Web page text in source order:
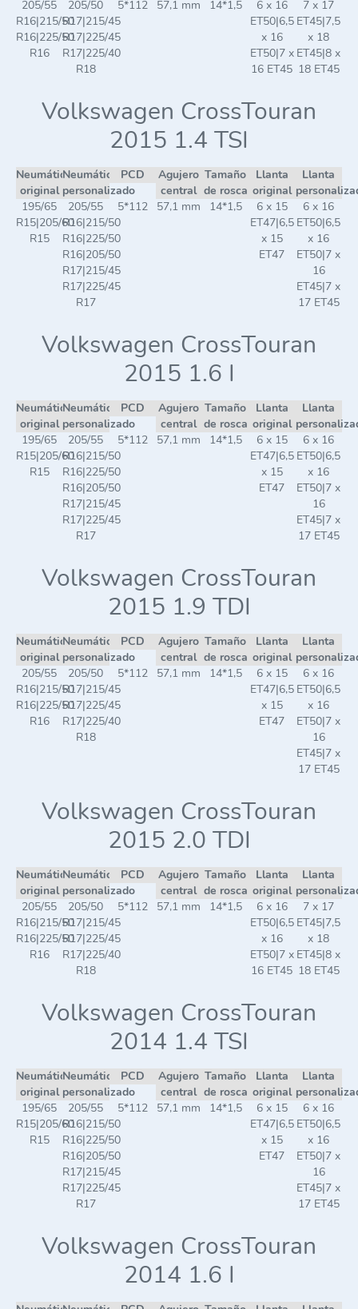
205/55
R16|215/50
R16|225/50
R16
205/50
R17|215/45
R17|225/45
R17|225/40
R18
5*112 57,1 mm 14*1,5
6 x 16
ET50|6,5
x 16
ET50|7 x
16 ET45
7 x 17
ET45|7,5
x 18
ET45|8 x
18 ET45
Volkswagen CrossTouran
2015 1.4 TSI
Neumático
original
Neumático
personalizado
PCD
Agujero
central
Tamaño
de rosca
Llanta
original
Llanta
195/65
R15|205/60
R15
205/55
R16|215/50
R16|225/50
R16|205/50
R17|215/45
R17|225/45
R17
5*112 57,1 mm 14*1,5
6 x 15
ET47|6,5
x 15
ET47
6 x 16
ET50|6,5
x 16
ET50|7 x
16
ET45|7 x
17 ET45
Volkswagen CrossTouran
2015 1.6 I
Neumático
original
Neumático
personalizado
PCD
Agujero
central
Tamaño
de rosca
Llanta
original
Llanta
195/65
R15|205/60
R15
205/55
R16|215/50
R16|225/50
R16|205/50
R17|215/45
R17|225/45
R17
5*112 57,1 mm 14*1,5
6 x 15
ET47|6,5
x 15
ET47
6 x 16
ET50|6,5
x 16
ET50|7 x
16
ET45|7 x
17 ET45
Volkswagen CrossTouran
2015 1.9 TDI
Neumático
original
Neumático
personalizado
PCD
Agujero
central
Tamaño
de rosca
Llanta
original
Llanta
205/55
R16|215/50
R16|225/50
R16
205/50
R17|215/45
R17|225/45
R17|225/40
R18
5*112 57,1 mm 14*1,5
6 x 15
ET47|6,5
x 15
ET47
6 x 16
ET50|6,5
x 16
ET50|7 x
16
ET45|7 x
17 ET45
Volkswagen CrossTouran
2015 2.0 TDI
Neumático
original
Neumático
personalizado
PCD
Agujero
central
Tamaño
de rosca
Llanta
original
Llanta
205/55
R16|215/50
R16|225/50
R16
205/50
R17|215/45
R17|225/45
R17|225/40
R18
5*112 57,1 mm 14*1,5
6 x 16
ET50|6,5
x 16
ET50|7 x
16 ET45
7 x 17
ET45|7,5
x 18
ET45|8 x
18 ET45
Volkswagen CrossTouran
2014 1.4 TSI
Neumático
original
Neumático
personalizado
PCD
Agujero
central
Tamaño
de rosca
Llanta
original
Llanta
195/65
R15|205/60
R15
205/55
R16|215/50
R16|225/50
R16|205/50
R17|215/45
R17|225/45
R17
5*112 57,1 mm 14*1,5
6 x 15
ET47|6,5
x 15
ET47
6 x 16
ET50|6,5
x 16
ET50|7 x
16
ET45|7 x
17 ET45
Volkswagen CrossTouran
2014 1.6 I